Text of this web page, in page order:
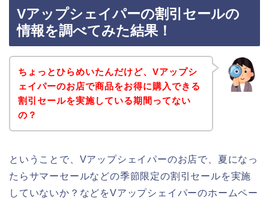
Vアップシェイパーの割引セールの
情報を調べてみた結果！
ちょっとひらめいたんだけど、Vアップシ
ェイパーのお店で商品をお得に購入できる
割引セールを実施している期間ってない
の？
ということで、Vアップシェイパーのお店で、夏になっ
たらサマーセールなどの季節限定の割引セールを実施
していないか？などをVアップシェイパーのホームペー